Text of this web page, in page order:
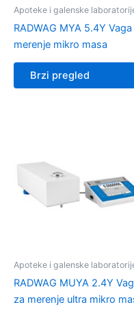
Apoteke i galenske
RADWAG MYA 5.4Y Vaga
merenje mikro masa
Brzi pregled
Apoteke i galenske
RADWAG MUYA 2.4Y
za merenje ultra mikro